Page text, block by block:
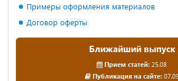
Примеры оформления материалов
Договор оферты
Ближайший выпуск
Прием статей: 25.08
Публикация на сайте: